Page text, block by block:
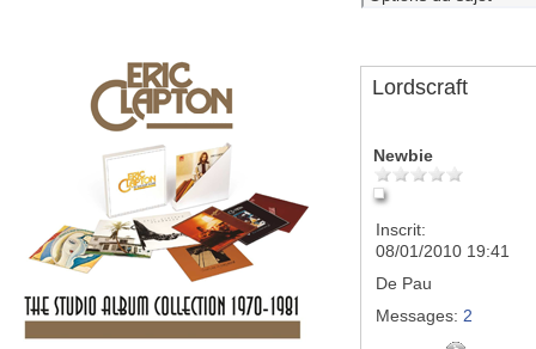
Lordscraft
Newbie
Inscrit:
08/01/2010 19:41
De Pau
Messages: 2